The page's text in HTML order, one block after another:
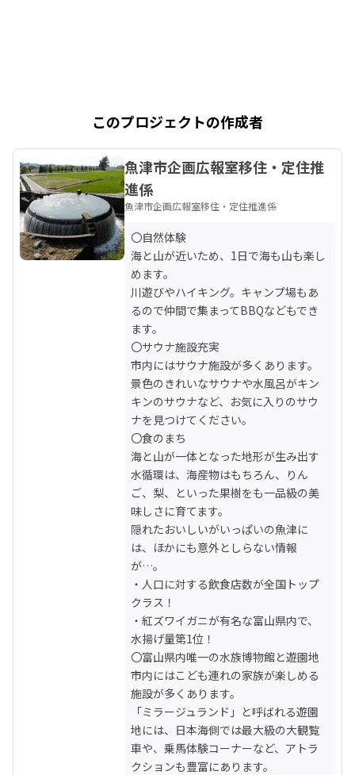
このプロジェクトの作成者
魚津市企画広報室移住・定住推
進係
魚津市企画広報室移住・定住推進係
〇自然体験
海と山が近いため、1日で海も山も楽し
めます。
川遊びやハイキング。キャンプ場もあ
るので仲間で集まってBBQなどもでき
ます。
〇サウナ施設充実
市内にはサウナ施設が多くあります。
景色のきれいなサウナや水風呂がキン
キンのサウナなど、お気に入りのサウ
ナを見つけてください。
〇食のまち
海と山が一体となった地形が生み出す
水循環は、海産物はもちろん、りん
ご、梨、といった果樹をも一品級の美
味しさに育てます。
隠れたおいしいがいっぱいの魚津に
は、ほかにも意外としらない情報
が…。
・人口に対する飲食店数が全国トップ
クラス！
・紅ズワイガニが有名な富山県内で、
水揚げ量第1位！
〇富山県内唯一の水族博物館と遊園地
市内にはこども連れの家族が楽しめる
施設が多くあります。
「ミラージュランド」と呼ばれる遊園
地には、日本海側では最大級の大観覧
車や、乗馬体験コーナーなど、アトラ
クションも豊富にあります。